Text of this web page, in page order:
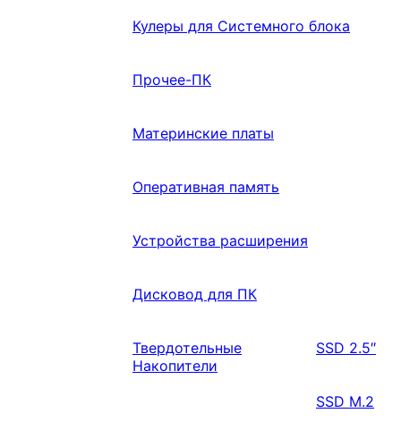
Кулеры для Системного блока
Прочее-ПК
Материнские платы
Оперативная память
Устройства расширения
Дисковод для ПК
Твердотельные
Накопители
SSD 2.5″
SSD M.2